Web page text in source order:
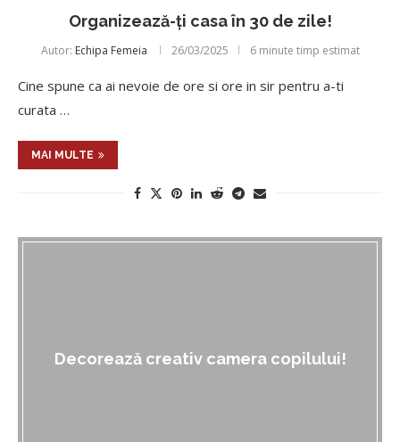
Organizează-ți casa în 30 de zile!
Autor: Echipa Femeia 26/03/2025 6 minute timp estimat
Cine spune ca ai nevoie de ore si ore in sir pentru a-ti
curata …
MAI MULTE
Decorează creativ camera copilului!